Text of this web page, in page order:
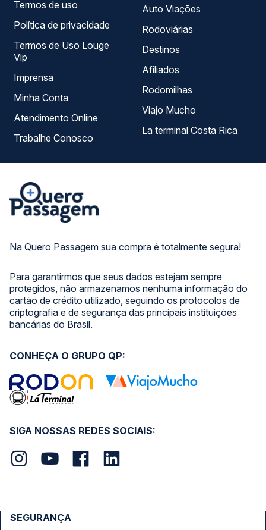
Na Quero Passagem sua compra é totalmente segura!
Para garantirmos que seus dados estejam sempre
protegidos, não armazenamos nenhuma informação do
cartão de crédito utilizado, seguindo os protocolos de
criptografia e de segurança das principais instituições
bancárias do Brasil.
Termos de uso
Política de privacidade
Termos de Uso Louge
Vip
Imprensa
Minha Conta
Atendimento Online
Trabalhe Conosco
Auto Viações
Rodoviárias
Destinos
Afiliados
Rodomilhas
Viajo Mucho
La terminal Costa Rica
SIGA NOSSAS REDES SOCIAIS:
CONHEÇA O GRUPO QP:
SEGURANÇA